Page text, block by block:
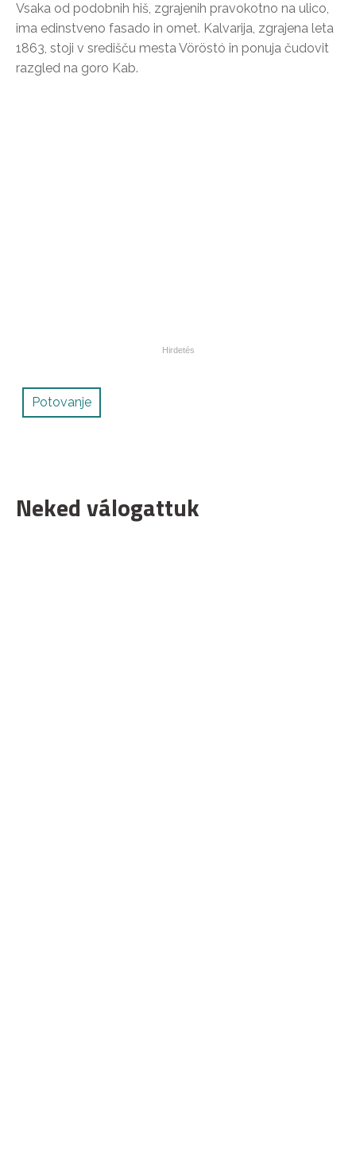
Vsaka od podobnih hiš, zgrajenih pravokotno na ulico,
ima edinstveno fasado in omet. Kalvarija, zgrajena leta
1863, stoji v središču mesta Vöröstó in ponuja čudovit
razgled na goro Kab.
Potovanje
Neked válogattuk